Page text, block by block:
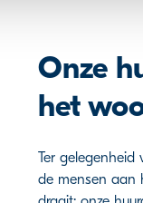
Onze
het
Ter
de mensen aan